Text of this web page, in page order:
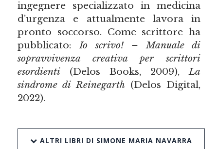
ingegnere specializzato in medicina
d’urgenza e attualmente lavora in
pronto soccorso. Come scrittore ha
pubblicato:Io scrivo! – Manuale di
sopravvivenza creativa per scrittori
esordienti(Delos Books, 2009),La
sindrome di Reinegarth (Delos Digital,
2022).
ALTRI LIBRI DI SIMONE MARIA NAVARRA